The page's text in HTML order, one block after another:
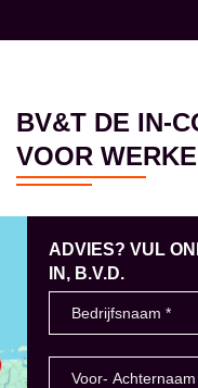
BV&T DE IN-
VOOR
ADVIES? VUL
IN, B.V.D.